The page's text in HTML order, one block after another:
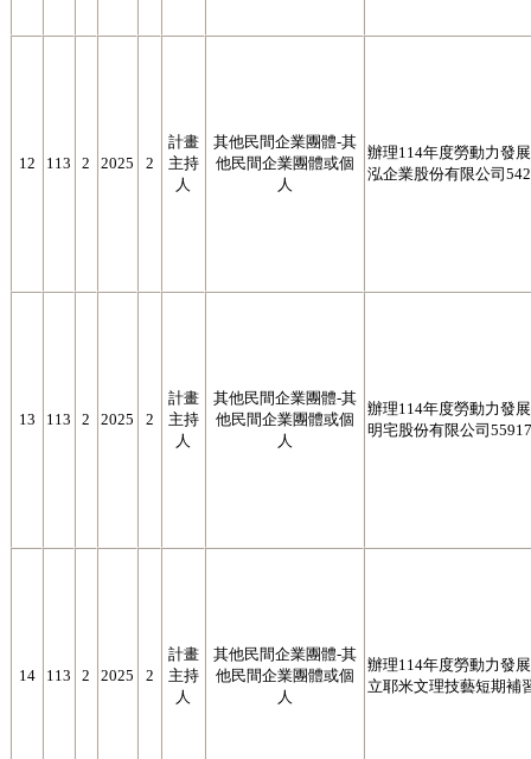
12 113 2 2025 2
計畫
主持
人
其他民間企業團體-其
他民間企業團體或個
人
辦理114年度勞動力發
泓企業股份有限公司
13 113 2 2025 2
計畫
主持
人
其他民間企業團體-其
他民間企業團體或個
人
辦理114年度勞動力發
明宅股份有限公司
14 113 2 2025 2
計畫
主持
人
其他民間企業團體-其
他民間企業團體或個
人
辦理114年度勞動力發
立耶米文理技藝短期補